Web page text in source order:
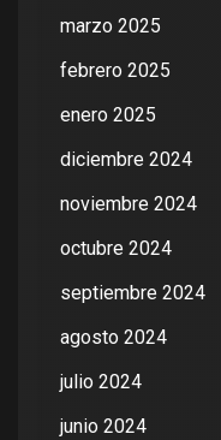
marzo 2025
febrero 2025
enero 2025
diciembre 2024
noviembre 2024
octubre 2024
septiembre 2024
agosto 2024
julio 2024
junio 2024